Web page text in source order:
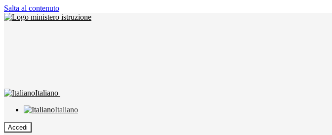
Salta al contenuto
Italiano
Italiano
Accedi